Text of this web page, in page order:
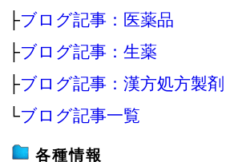
├ブログ記事：医薬品
├ブログ記事：生薬
├ブログ記事：漢方処方製剤
└ブログ記事一覧
各種情報